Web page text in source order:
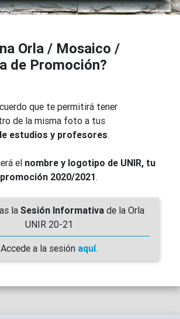
Orla / Mosaico /
de Promoción?
que te permitirá tener
de la misma foto a tus
estudios y profesores.
el nombre y logotipo de UNIR, tu
2020/2021.
la Sesión Informativa de la Orla
UNIR 20-21
Accede a la sesión aquí.